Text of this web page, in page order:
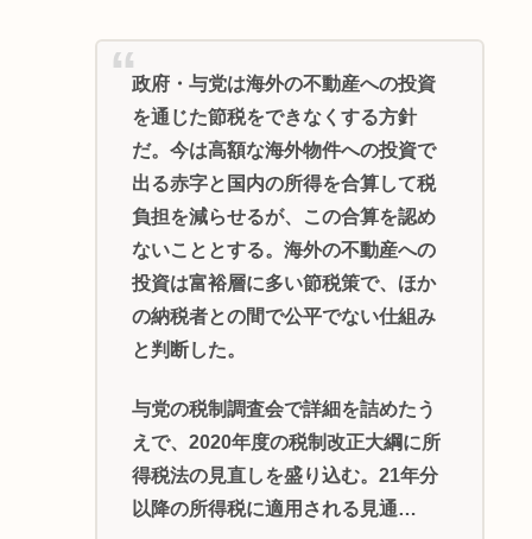
政府・与党は海外の不動産への投資
を通じた節税をできなくする方針
だ。今は高額な海外物件への投資で
出る赤字と国内の所得を合算して税
負担を減らせるが、この合算を認め
ないこととする。海外の不動産への
投資は富裕層に多い節税策で、ほか
の納税者との間で公平でない仕組み
と判断した。
与党の税制調査会で詳細を詰めたう
えで、2020年度の税制改正大綱に所
得税法の見直しを盛り込む。21年分
以降の所得税に適用される見通…